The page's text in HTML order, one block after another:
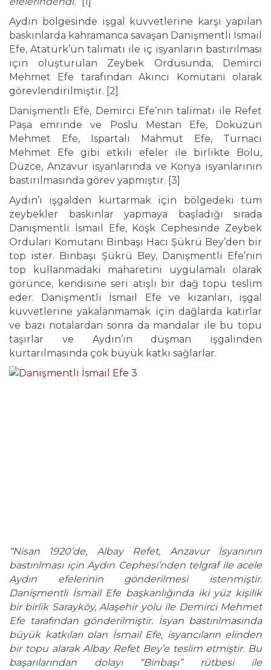
Aydın bölgesinde işgal kuvvetlerine karşı yapılan
baskınlarda kahramanca savaşan Danişmentli İsmail
Efe, Atatürk’ün talimatı ile iç isyanların bastırılması
için oluşturulan Zeybek Ordusunda, Demirci
Mehmet Efe tarafından Akıncı Komutanı olarak
görevlendirilmiştir. [2]
Danişmentli Efe, Demirci Efe’nin talimatı ile Refet
Paşa emrinde ve Poslu Mestan Efe, Dokuzun
Mehmet Efe, Ispartalı Mahmut Efe, Turnacı
Mehmet Efe gibi etkili efeler ile birlikte Bolu,
Düzce, Anzavur isyanlarında ve Konya isyanlarının
bastırılmasında görev yapmıştır. [3]
Aydın’ı işgalden kurtarmak için bölgedeki tüm
zeybekler baskınlar yapmaya başladığı sırada
Danişmentli İsmail Efe, Köşk Cephesinde Zeybek
Orduları Komutanı Binbaşı Hacı Şükrü Bey’den bir
top ister. Binbaşı Şükrü Bey, Danişmentli Efe’nin
top kullanmadaki maharetini uygulamalı olarak
görünce, kendisine seri atışlı bir dağ topu teslim
eder. Danişmentli İsmail Efe ve kızanları, işgal
kuvvetlerine yakalanmamak için dağlarda katırlar
ve bazı notalardan sonra da mandalar ile bu topu
taşırlar ve Aydın’ın düşman işgalinden
kurtarılmasında çok büyük katkı sağlarlar.
‘‘Nisan 1920’de, Albay Refet, Anzavur İsyanının
bastırılması için Aydın Cephesi’nden telgraf ile acele
Aydın efelerinin gönderilmesi istenmiştir.
Danişmentli İsmail Efe başkanlığında iki yüz kişilik
bir birlik Sarayköy, Alaşehir yolu ile Demirci Mehmet
Efe tarafından gönderilmiştir. İsyan bastırılmasında
büyük katkıları olan İsmail Efe, isyancıların elinden
bir topu alarak Albay Refet Bey’e teslim etmiştir. Bu
başarılarından dolayı “Binbaşı” rütbesi ile